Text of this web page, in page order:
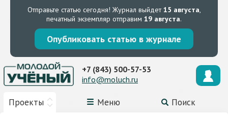
Отправьте статью сегодня! Журнал выйдет15 августа,
печатный экземпляр отправим 19 августа.
Опубликовать статью в журнале
Проекты Меню Поиск
+7 (843) 500-57-53
info@moluch.ru